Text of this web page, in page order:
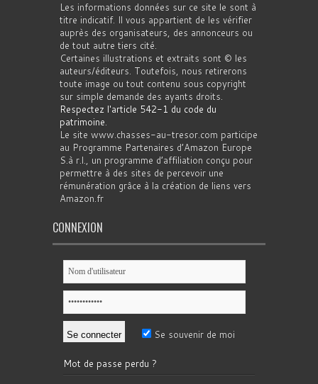
Les informations données sur ce site le sont à
titre indicatif. Il vous appartient de les vérifier
auprès des organisateurs, des annonceurs ou
de tout autre tiers cité.
Certaines illustrations et extraits sont © les
auteurs/éditeurs. Toutefois, nous retirerons
toute image ou tout contenu sous copyright
sur simple demande des ayants droits.
Respectez l'article 542-1 du code du
patrimoine.
Le site www.chasses-au-tresor.com participe
au Programme Partenaires d’Amazon Europe
S.à r.l., un programme d’affiliation conçu pour
permettre à des sites de percevoir une
rémunération grâce à la création de liens vers
Amazon.fr
CONNEXION
Se souvenir de moi
Mot de passe perdu ?